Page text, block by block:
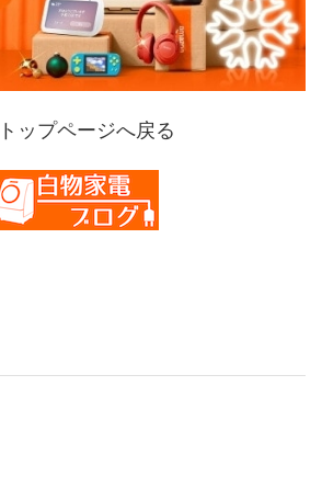
ップページへ戻る